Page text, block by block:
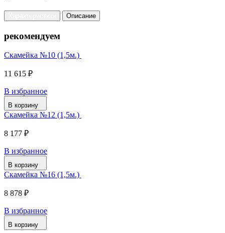
Описание
рекомендуем
Скамейка №10 (1,5м.)
11 615 ₽
В избранное
В корзину
Скамейка №12 (1,5м.)
8 177 ₽
В избранное
В корзину
Скамейка №16 (1,5м.)
8 878 ₽
В избранное
В корзину